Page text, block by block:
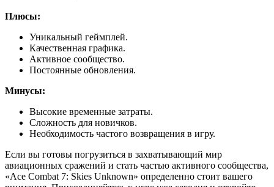
Плюсы:
Уникальный геймплей.
Качественная графика.
Активное сообщество.
Постоянные обновления.
Минусы:
Высокие временные затраты.
Сложность для новичков.
Необходимость частого возвращения в игру.
Если вы готовы погрузиться в захватывающий мир
авиационных сражений и стать частью активного сообщества,
«Ace Combat 7: Skies Unknown» определенно стоит вашего